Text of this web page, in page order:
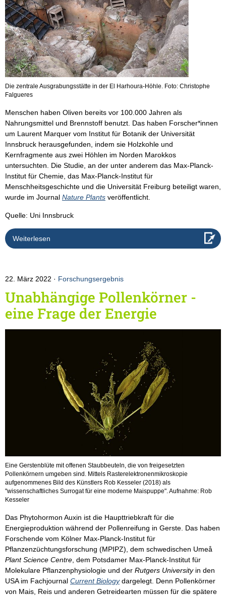
Die zentrale Ausgrabungsstätte in der El Harhoura-Höhle. Foto: Christophe
Falgueres
Menschen haben Oliven bereits vor 100.000 Jahren als
Nahrungsmittel und Brennstoff benutzt. Das haben Forscher*innen
um Laurent Marquer vom Institut für Botanik der Universität
Innsbruck herausgefunden, indem sie Holzkohle und
Kernfragmente aus zwei Höhlen im Norden Marokkos
untersuchten. Die Studie, an der unter anderem das Max-Planck-
Institut für Chemie, das Max-Planck-Institut für
Menschheitsgeschichte und die Universität Freiburg beteiligt waren,
wurde im Journal Nature Plants veröffentlicht.
Quelle: Uni Innsbruck
Weiterlesen
22. März 2022 Forschungsergebnis
Unabhängige Pollenkörner -
eine Frage der Energie
Eine Gerstenblüte mit offenen Staubbeuteln, die von freigesetzten
Pollenkörnern umgeben sind. Mittels Rasterelektronenmikroskopie
aufgenommenes Bild des Künstlers Rob Kesseler (2018) als
"wissenschaftliches Surrogat für eine moderne Maispuppe". Aufnahme: Rob
Kesseler
Das Phytohormon Auxin ist die Haupttriebkraft für die
Energieproduktion während der Pollenreifung in Gerste. Das haben
Forschende vom Kölner Max-Planck-Institut für
Pflanzenzüchtungsforschung (MPIPZ), dem schwedischen Umeå
Plant Science Centre , dem Potsdamer Max-Planck-Institut für
Molekulare Pflanzenphysiologie und der Rutgers Universityin den
USA im Fachjournal Current Biologydargelegt. Denn Pollenkörner
von Mais, Reis und anderen Getreidearten müssen für die spätere